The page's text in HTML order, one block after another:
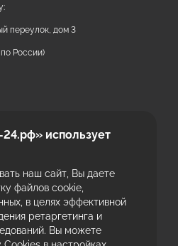
переулок, дом 3
России)
некоммерческая
центр развития бизнеса и
МФО:
использует
наш сайт, Вы даете
файлов cookie,
в целях эффективной
ретаргетинга и
Вы можете
и регуляторика
телефон — на выбор